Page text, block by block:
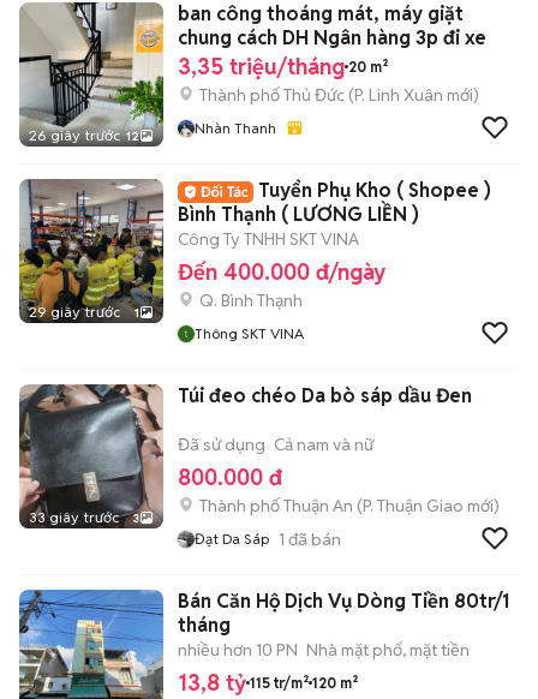
26 giây trước 12
ban công thoáng mát, máy giặt
chung cách DH Ngân hàng 3p đi xe
3,35 triệu/tháng 20 m²
Thành phố Thủ Đức (P. Linh Xuân mới)
Nhàn Thanh
29 giây trước 1
Tuyển Phụ Kho ( Shopee )
Bình Thạnh ( LƯƠNG LIỀN )
Công Ty TNHH SKT VINA
Đến 400.000 đ/ngày
Q. Bình Thạnh
Thông SKT VINA
33 giây trước 3
Túi đeo chéo Da bò sáp dầu Đen
Đã sử dụng Cả nam và nữ
800.000 đ
Thành phố Thuận An (P. Thuận Giao mới)
Đạt Da Sáp 1 đã bán
Bán Căn Hộ Dịch Vụ Dòng Tiền 80tr/1
tháng
nhiều hơn 10 PN Nhà mặt phố, mặt tiền
13,8 tỷ 115 tr/m² 120 m²